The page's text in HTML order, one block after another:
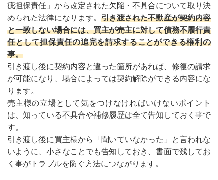
疵担保責任」から改定された欠陥・不具合について取り決
められた法律になります。 引き渡された不動産が契約内容
と⼀致しない場合には、買主が売主に対して債務不履行責
任として担保責任の追完を請求することができる権利の
事。
引き渡し後に契約内容と違った箇所があれば、修復の請求
が可能になり、場合によっては契約解除ができる内容にな
ります。
売主様の立場として気をつけなければいけないポイント
は、知っている不具合や補修履歴は全て告知しておく事で
す。
引き渡し後に買主様から「聞いていなかった」と言われな
いように、小さなことでも告知しておき、書面で残してお
く事がトラブルを防ぐ方法につながります。